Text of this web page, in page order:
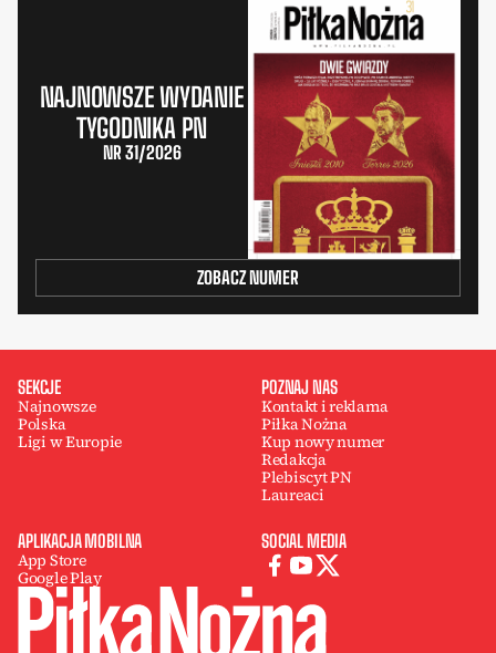
NAJNOWSZE WYDANIE
TYGODNIKA PN
NR 31/2026
ZOBACZ NUMER
SEKCJE
Najnowsze
Polska
Ligi w Europie
POZNAJ NAS
Kontakt i reklama
Piłka Nożna
Kup nowy numer
Redakcja
Plebiscyt PN
Laureaci
APLIKACJA MOBILNA
App Store
Google Play
SOCIAL MEDIA